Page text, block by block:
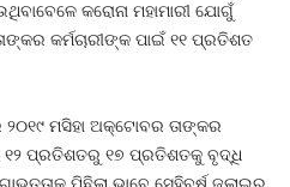
କରୋନା ମହାମାରୀ ଯୋଗୁଁ
କର୍ମଚାରୀଙ୍କ ପାଇଁ ୧୧ ପ୍ରତିଶତ
ମସିହା ଅକ୍ଟୋବର ତାଙ୍କର
୧୨ ପ୍ରତିଶତରୁ ୧୭ ପ୍ରତିଶତକୁ ବୃଦ୍ଧି